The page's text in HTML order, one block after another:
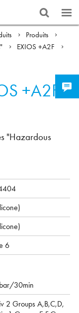
Produits
EXIOS +A2F
+A2F
"Hazardous
6
30min
2 Groups A,B,C,D,